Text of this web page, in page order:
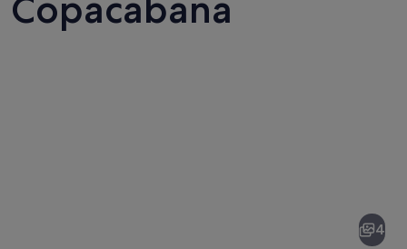
Copacabana
4